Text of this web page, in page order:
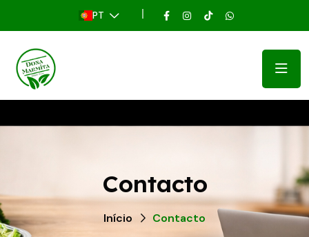
PT
Contacto
Início Contacto